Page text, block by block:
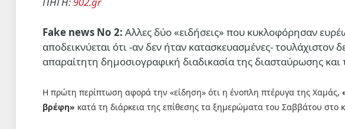
Fake news No 2: Αλλες δύο «ειδήσεις» που κυκλοφόρησαν
αποδεικνύεται ότι -αν δεν ήταν κατασκευασμένες- τουλάχιστον
απαραίτητη δημοσιογραφική διαδικασία της διασταύρωσης και
Η πρώτη περίπτωση αφορά την «είδηση» ότι η ένοπλη πτέρυγα της Χαμάς,
βρέφη» κατά τη διάρκεια της επίθεσης τα ξημερώματα του Σαββάτου στο